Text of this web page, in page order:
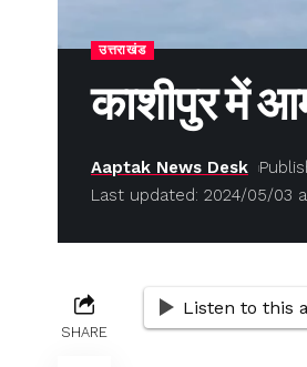
उत्तराखंड
काशीपुर में
Last updated: 2024/05/03
Aaptak News Desk
SHARE
Listen to this